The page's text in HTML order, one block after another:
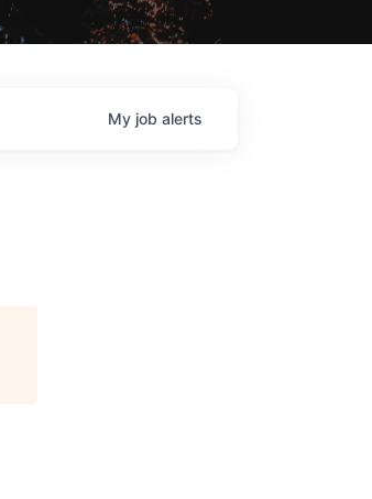
My job alerts